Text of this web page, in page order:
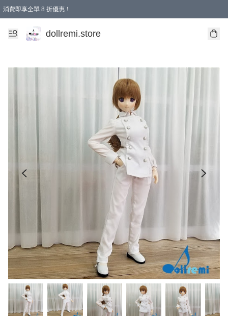
消費即享全單 8 折優惠！
購物滿 HKD 1500.00即享免運費優惠！（適用於 本地送貨、本地取貨、國際送貨 )
dollremi.store